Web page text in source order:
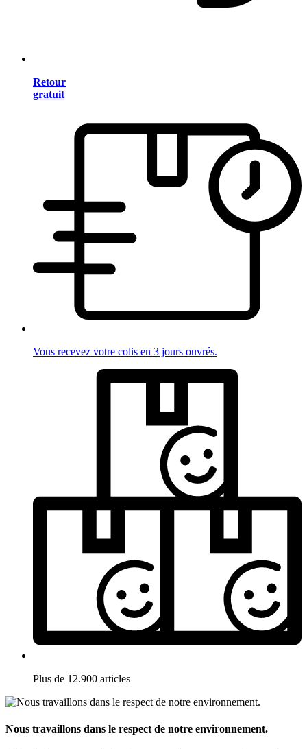
Retour
gratuit
Vous recevez votre colis en 3 jours ouvrés.
Plus de 12.900 articles
Nous travaillons dans le respect de notre environnement.